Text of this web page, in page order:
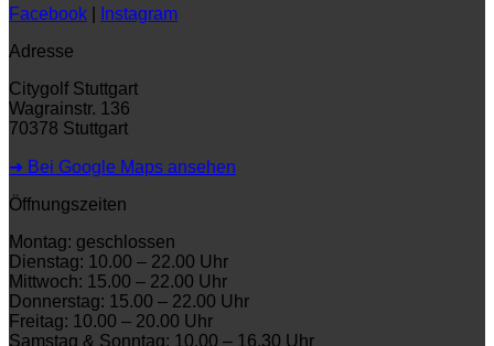
Facebook
Instagram
Adresse
Citygolf Stuttgart
Wagrainstr. 136
70378 Stuttgart
➜ Bei Google Maps ansehen
Öffnungszeiten
Montag: geschlossen
Dienstag: 10.00 – 22.00 Uhr
Mittwoch: 15.00 – 22.00 Uhr
Donnerstag: 15.00 – 22.00 Uhr
Freitag: 10.00 – 20.00 Uhr
Samstag & Sonntag: 10.00 – 16.30 Uhr